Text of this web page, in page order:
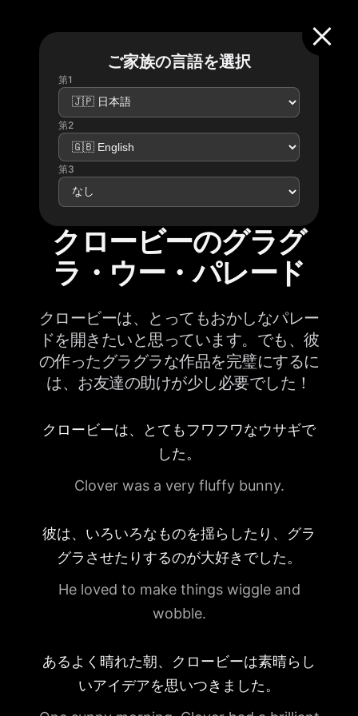
ご家族の言語を選択
第1
第2
第3
クロービーのグラグ
ラ・ウー・パレード
クロービーは、とってもおかしなパレー
ドを開きたいと思っています。でも、彼
の作ったグラグラな作品を完璧にするに
は、お友達の助けが少し必要でした！
クロービーは、とてもフワフワなウサギで
した。
Clover was a very fluffy bunny.
彼は、いろいろなものを揺らしたり、グラ
グラさせたりするのが大好きでした。
He loved to make things wiggle and
wobble.
あるよく晴れた朝、クロービーは素晴らし
いアイデアを思いつきました。